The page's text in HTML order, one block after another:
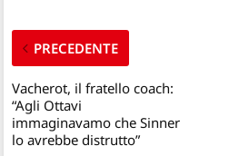
PRECEDENTE
Vacherot, il fratello coach:
“Agli Ottavi
immaginavamo che Sinner
lo avrebbe distrutto”